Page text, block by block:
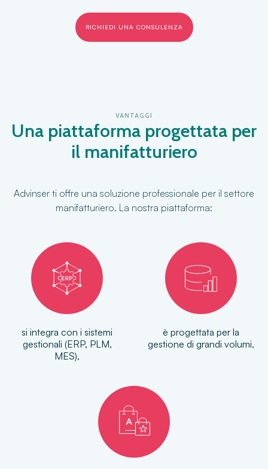
RICHIEDI UNA CONSULENZA
VANTAGGI
Una piattaforma progettata per
il manifatturiero
Advinser ti offre una soluzione professionale per il settore
manifatturiero. La nostra piattaforma:
si integra con i sistemi
gestionali (ERP, PLM,
MES),
è progettata per la
gestione di grandi volumi,